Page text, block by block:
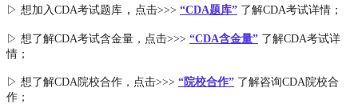
▷ 想加入CDA考试题库 ， 点击>>> “CDA题库” 了解CDA考试详情；
▷ 想了解CDA考试含金量 ，点击>>> “CDA含金量” 了解CDA考试详
情；
▷ 想了解CDA院校合作 ，点击>>> “院校合作” 了解咨询CDA院校合
作；